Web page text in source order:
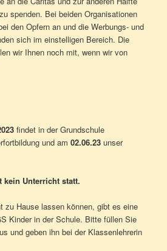
spenden. Bei beiden Organisationen
den Opfern an und die Werbungs- und
sich im einstelligen Bereich. Die
wir Ihnen noch mit, wenn wir von
findet in der Grundschule
und am02.06.23unser
kein Unterricht statt.
zu Hause lassen können, gibt es eine
Kinder in der Schule. Bitte füllen Sie
und geben ihn bei der Klassenlehrerin